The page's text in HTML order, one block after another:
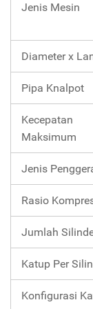
Jenis Mesin
Diameter x
Pipa Knalpot
Kecepatan
Maksimum
Jenis
Rasio
Jumlah
Katup Per
Konfigurasi